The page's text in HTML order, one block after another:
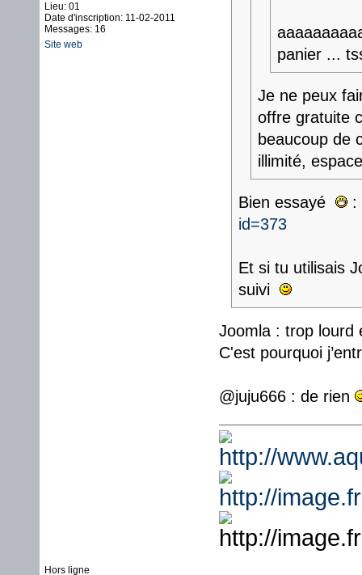
Lieu: 01
Date d'inscription: 11-02-2011
Messages: 16
Site web
panier ...
Je ne peux
offre gratuite
beaucoup de
illimité,
Bien essayé
id=373
Et si tu utilisais
suivi
Joomla : trop lourd
C'est pourquoi
@juju666 : de rien
Hors ligne